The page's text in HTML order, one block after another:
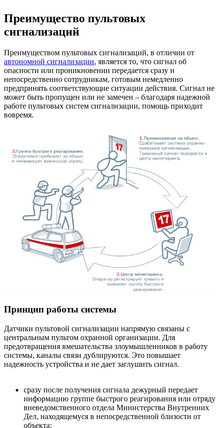
Преимущество пультовых
сигнализаций
Преимуществом пультовых сигнализаций, в отличии от
автономной сигнализации, является то, что сигнал об
опасности или проникновении передается сразу и
непосредственно сотрудникам, готовым немедленно
предпринять соответствующие ситуации действия. Сигнал не
может быть пропущен или не замечен – благодаря надежной
работе пультовых систем сигнализации, помощь приходит
вовремя.
Принцип работы системы
Датчики пультовой сигнализации напрямую связаны с
центральным пультом охранной организации. Для
предотвращения вмешательства злоумышленников в работу
системы, каналы связи дублируются. Это повышает
надежность устройства и не дает заглушить сигнал.
сразу после получения сигнала дежурный передает
информацию группе быстрого реагирования или отряду
вневедомственного отдела Министерства Внутренних
Дел, находящемуся в непосредственной близости от
объекта;